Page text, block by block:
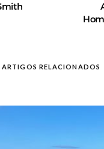
ARTIGOS RELACIONADOS